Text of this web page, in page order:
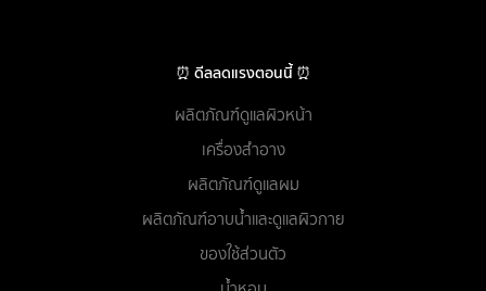
⏰ ดีลลดแรงตอนนี้ ⏰
ผลิตภัณฑ์ดูแลผิวหน้า
เครื่องสำอาง
ผลิตภัณฑ์ดูแลผม
ผลิตภัณฑ์อาบน้ำและดูแลผิวกาย
ของใช้ส่วนตัว